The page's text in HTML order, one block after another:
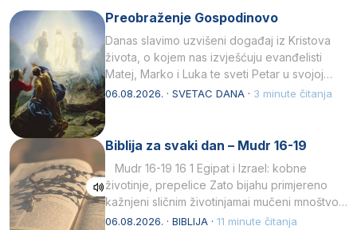
Preobraženje Gospodinovo
Danas slavimo uzvišeni događaj iz Kristova
života, o kojem nas izvješćuju evanđelisti
Matej, Marko i Luka te sveti Petar u svojoj
drugoj…
06.08.2026. · SVETAC DANA · 3 minute čitanja
Biblija za svaki dan – Mudr 16-19
Mudr 16-19 16 1 Egipat i Izrael: kobne
životinje, prepelice Zato bijahu primjereno
kažnjeni sličnim životinjamai mučeni mnoštvom
kukaca.2 A narod…
06.08.2026. · BIBLIJA · 11 minute čitanja